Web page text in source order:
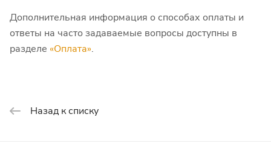
Дополнительная информация о способах оплаты и
ответы на часто задаваемые вопросы доступны в
разделе «Оплата».
Назад к списку